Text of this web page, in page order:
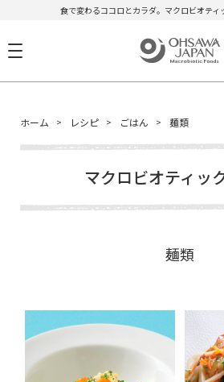
食で変わるココロとカラダ。マクロビオティ
ホーム レシピ ごはん 麺類
マクロビオティッ
麺類